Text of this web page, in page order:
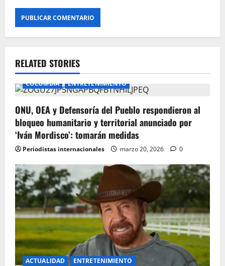
RELATED STORIES
COLOMBIA ENTRETENIMIENTO
ONU, OEA y Defensoría del Pueblo respondieron al
bloqueo humanitario y territorial anunciado por
‘Iván Mordisco’: tomarán medidas
Periodistas internacionales marzo 20, 2026 0
ACTUALIDAD ENTRETENIMIENTO